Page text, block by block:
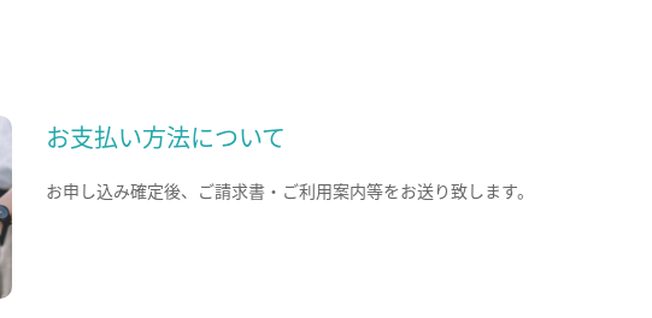
お支払い方法について
お申し込み確定後、ご請求書・ご利用案内等をお送り致します。